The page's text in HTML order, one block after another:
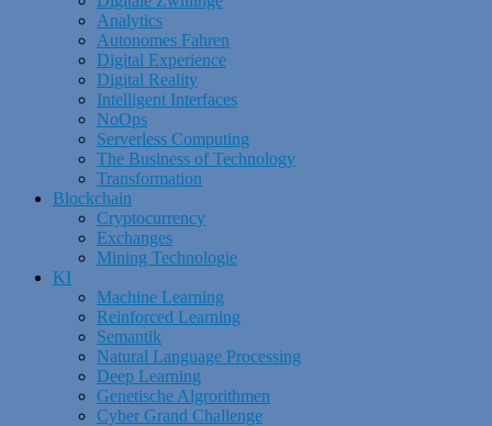
Analytics
Autonomes Fahren
Digital Experience
Digital Reality
Intelligent Interfaces
NoOps
Serverless Computing
The Business of Technology
Transformation
Blockchain
Cryptocurrency
Exchanges
Mining Technologie
KI
Machine Learning
Reinforced Learning
Semantik
Natural Language Processing
Deep Learning
Genetische Algrorithmen
Cyber Grand Challenge